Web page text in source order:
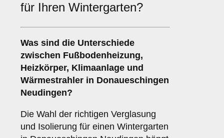
für Ihren Wintergarten?
Was sind die Unterschiede
zwischen Fußbodenheizung,
Heizkörper, Klimaanlage und
Wärmestrahler in Donaueschingen
Neudingen?
Die Wahl der richtigen Verglasung
und Isolierung für einen Wintergarten